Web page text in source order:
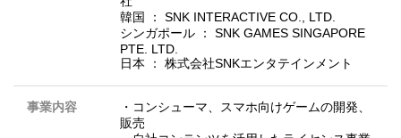
韓国 ： SNK INTERACTIVE CO., LTD.
シンガポール ： SNK GAMES SINGAPORE
PTE. LTD.
日本 ： 株式会社SNKエンタテインメント
事業内容
・コンシューマ、スマホ向けゲームの開発、
販売